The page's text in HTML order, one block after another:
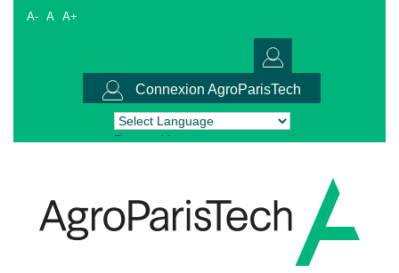
A- A A+
Connexion AgroParisTech
Powered by Translate